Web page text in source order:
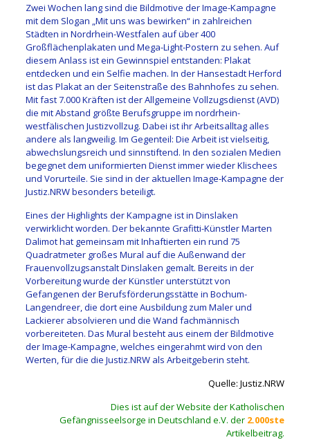
Zwei Wochen lang sind die Bildmotive der Image-Kampagne
mit dem Slogan „Mit uns was bewirken“ in zahlreichen
Städten in Nordrhein-Westfalen auf über 400
Großflächenplakaten und Mega-Light-Postern zu sehen. Auf
diesem Anlass ist ein Gewinnspiel entstanden: Plakat
entdecken und ein Selfie machen. In der Hansestadt Herford
ist das Plakat an der Seitenstraße des Bahnhofes zu sehen.
Mit fast 7.000 Kräften ist der Allgemeine Vollzugsdienst (AVD)
die mit Abstand größte Berufsgruppe im nordrhein-
westfälischen Justizvollzug. Dabei ist ihr Arbeitsalltag alles
andere als langweilig. Im Gegenteil: Die Arbeit ist vielseitig,
abwechslungsreich und sinnstiftend. In den sozialen Medien
begegnet dem uniformierten Dienst immer wieder Klischees
und Vorurteile. Sie sind in der aktuellen Image-Kampagne der
Justiz.NRW besonders beteiligt.
Eines der Highlights der Kampagne ist in Dinslaken
verwirklicht worden. Der bekannte Grafitti-Künstler Marten
Dalimot hat gemeinsam mit Inhaftierten ein rund 75
Quadratmeter großes Mural auf die Außenwand der
Frauenvollzugsanstalt Dinslaken gemalt. Bereits in der
Vorbereitung wurde der Künstler unterstützt von
Gefangenen der Berufsförderungsstätte in Bochum-
Langendreer, die dort eine Ausbildung zum Maler und
Lackierer absolvieren und die Wand fachmännisch
vorbereiteten. Das Mural besteht aus einem der Bildmotive
der Image-Kampagne, welches eingerahmt wird von den
Werten, für die die Justiz.NRW als Arbeitgeberin steht.
Quelle: Justiz.NRW
Dies ist auf der Website der Katholischen
Gefängnisseelsorge in Deutschland e.V. der 2.000ste
Artikelbeitrag.